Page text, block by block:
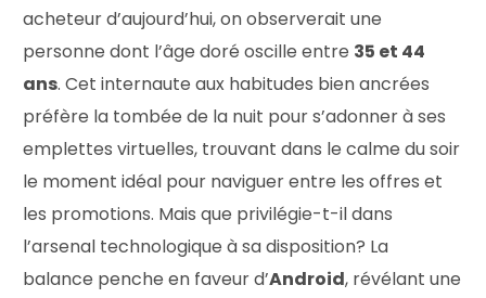
acheteur d’aujourd’hui, on observerait une
personne dont l’âge doré oscille entre 35 et 44
ans. Cet internaute aux habitudes bien ancrées
préfère la tombée de la nuit pour s’adonner à ses
emplettes virtuelles, trouvant dans le calme du soir
le moment idéal pour naviguer entre les offres et
les promotions. Mais que privilégie-t-il dans
l’arsenal technologique à sa disposition? La
balance penche en faveur d’Android, révélant une